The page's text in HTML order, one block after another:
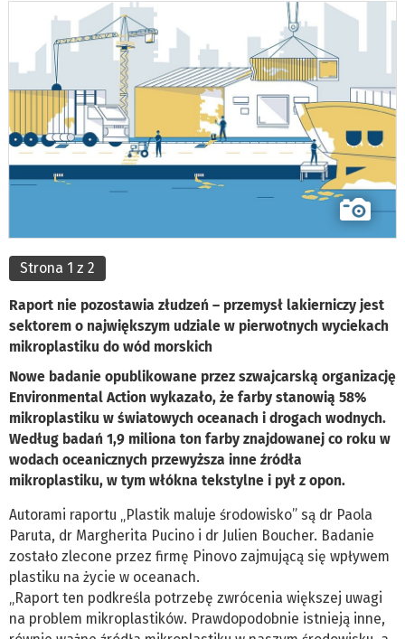
Strona 1 z 2
Raport nie pozostawia złudzeń – przemysł lakierniczy jest
sektorem o największym udziale w pierwotnych wyciekach
mikroplastiku do wód morskich
Nowe badanie opublikowane przez szwajcarską organizację
Environmental Action wykazało, że farby stanowią 58%
mikroplastiku w światowych oceanach i drogach wodnych.
Według badań 1,9 miliona ton farby znajdowanej co roku w
wodach oceanicznych przewyższa inne źródła
mikroplastiku, w tym włókna tekstylne i pył z opon.
Autorami raportu „Plastik maluje środowisko” są dr Paola
Paruta, dr Margherita Pucino i dr Julien Boucher. Badanie
zostało zlecone przez firmę Pinovo zajmującą się wpływem
plastiku na życie w oceanach.
„Raport ten podkreśla potrzebę zwrócenia większej uwagi
na problem mikroplastików. Prawdopodobnie istnieją inne,